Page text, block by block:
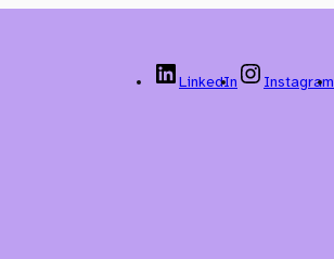
LinkedIn Instagram